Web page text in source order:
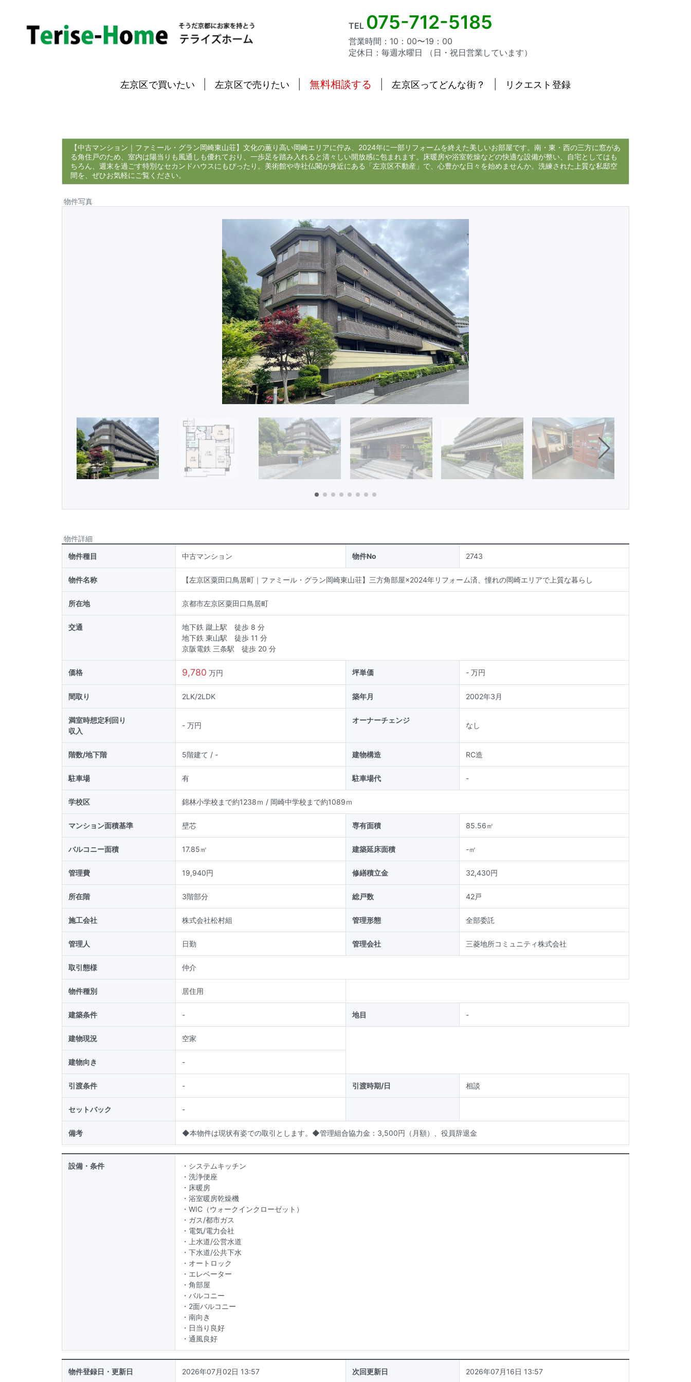
TEL 075-712-5185
営業時間：10：00〜19：00
定休日：毎週水曜日 （日・祝日営業しています）
左京区で買いたい 左京区で売りたい 無料相談する 左京区ってどんな街？ リクエスト登録
【中古マンション｜ファミール・グラン岡崎東山荘】文化の薫り高い岡崎エリアに佇み、2024年に一部リフォームを終えた美しいお部屋です。南・東・西の三方に窓があ
る角住戸のため、室内は陽当りも風通しも優れており、一歩足を踏み入れると清々しい開放感に包まれます。床暖房や浴室乾燥などの快適な設備が整い、自宅としてはも
ちろん、週末を過ごす特別なセカンドハウスにもぴったり。美術館や寺社仏閣が身近にある「左京区不動産」で、心豊かな日々を始めませんか。洗練された上質な私邸空
間を、ぜひお気軽にご覧ください。
物件写真
物件詳細
物件種目
中古マンション 物件No 2743
物件名称 【左京区粟田口鳥居町｜ファミール・グラン岡崎東山荘】三方角部屋×2024年リフォーム済、憧れの岡崎エリアで上質な暮らし
所在地 京都市左京区粟田口鳥居町
交通 地下鉄 蹴上駅 徒歩 8 分
地下鉄 東山駅 徒歩 11 分
京阪電鉄 三条駅 徒歩 20 分
価格 9,780 万円 坪単価 - 万円
間取り 2LK/2LDK 築年月 2002年3月
満室時想定利回り
収入
- 万円
オーナーチェンジ
なし
階数/地下階 5階建て / - 建物構造 RC造
駐車場 有 駐車場代 -
学校区 錦林小学校まで約1238ｍ / 岡崎中学校まで約1089ｍ
マンション面積基準 壁芯 専有面積 85.56㎡
バルコニー面積 17.85㎡ 建築延床面積 -㎡
管理費 19,940円 修繕積立金 32,430円
所在階 3階部分 総戸数 42戸
施工会社 株式会社松村組 管理形態 全部委託
管理人 日勤 管理会社 三菱地所コミュニティ株式会社
取引態様 仲介
物件種別 居住用
建築条件 - 地目 -
建物現況 空家
建物向き -
引渡条件 - 引渡時期/日 相談
セットバック -
備考 ◆本物件は現状有姿での取引とします。◆管理組合協力金：3,500円（月額）、役員辞退金
設備・条件
・システムキッチン
・洗浄便座
・床暖房
・浴室暖房乾燥機
・WIC（ウォークインクローゼット）
・ガス/都市ガス
・電気/電力会社
・上水道/公営水道
・下水道/公共下水
・オートロック
・エレベーター
・角部屋
・バルコニー
・2面バルコニー
・南向き
・日当り良好
・通風良好
物件登録日・更新日 2026年07月02日 13:57 次回更新日 2026年07月16日 13:57